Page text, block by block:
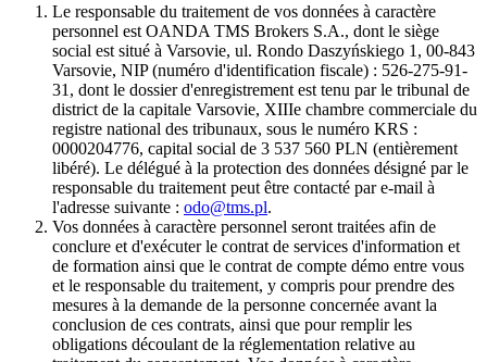
Le responsable du traitement de vos données à caractère
personnel est OANDA TMS Brokers S.A., dont le siège
social est situé à Varsovie, ul. Rondo Daszyńskiego 1, 00-843
Varsovie, NIP (numéro d'identification fiscale) : 526-275-91-
31, dont le dossier d'enregistrement est tenu par le tribunal de
district de la capitale Varsovie, XIIIe chambre commerciale du
registre national des tribunaux, sous le numéro KRS :
0000204776, capital social de 3 537 560 PLN (entièrement
libéré). Le délégué à la protection des données désigné par le
responsable du traitement peut être contacté par e-mail à
l'adresse suivante : odo@tms.pl.
Vos données à caractère personnel seront traitées afin de
conclure et d'exécuter le contrat de services d'information et
de formation ainsi que le contrat de compte démo entre vous
et le responsable du traitement, y compris pour prendre des
mesures à la demande de la personne concernée avant la
conclusion de ces contrats, ainsi que pour remplir les
obligations découlant de la réglementation relative au